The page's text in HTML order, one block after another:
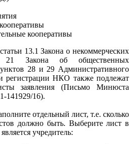
кооперативы
13.1 Закона о некоммерческих
21 Закона об общественных
28 и 29 Административного
регистрации НКО также подлежат
заявления (Письмо Минюста
141929/16).
отдельный лист, т.е. сколько
должно быть. Выберите лист в
учредитель: